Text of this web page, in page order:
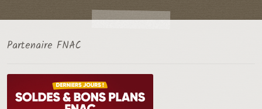
Partenaire FNAC